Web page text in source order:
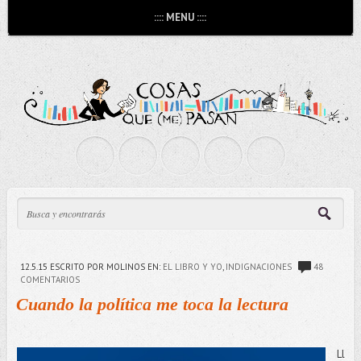
:::: MENU ::::
12.5.15 ESCRITO POR MOLINOS EN: EL LIBRO Y YO INDIGNACIONES
48
COMENTARIOS
Cuando la política me toca la lectura
Ll